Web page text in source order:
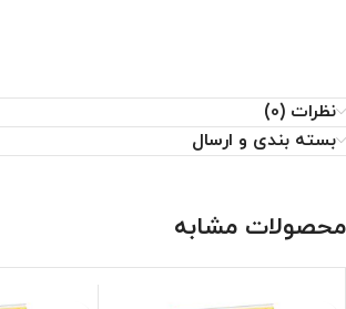
نظرات (0)
بسته بندی و ارسال
محصولات مشابه